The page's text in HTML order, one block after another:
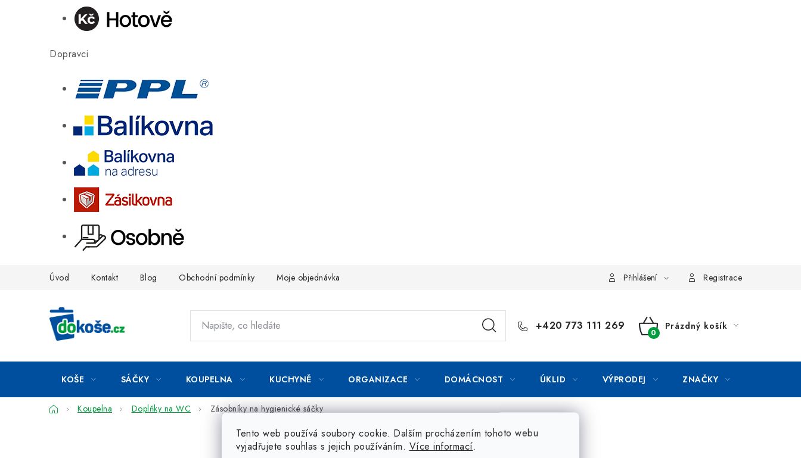
Dopravci
Tento web používá soubory cookie. Dalším procházením tohoto webu
vyjadřujete souhlas s jejich používáním. Více informací.
Úvod Kontakt Blog Obchodní podmínky Moje objednávka Přihlášení Registrace
+420 773 111 269
NÁKUPNÍ
Prázdný košík
KOŠE SÁČKY KOUPELNA KUCHYNĚ ORGANIZACE DOMÁCNOST ÚKLID VÝPRODEJ ZNAČKY
DomůKoupelna Doplňky na WC Zásobníky na hygienické sáčky